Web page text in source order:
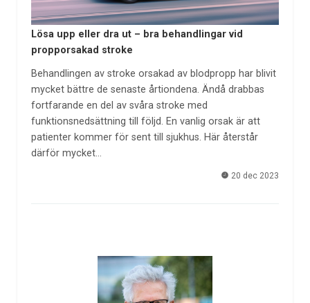
Lösa upp eller dra ut – bra behandlingar vid
propporsakad stroke
Behandlingen av stroke orsakad av blodpropp har blivit
mycket bättre de senaste årtiondena. Ändå drabbas
fortfarande en del av svåra stroke med
funktionsnedsättning till följd. En vanlig orsak är att
patienter kommer för sent till sjukhus. Här återstår
därför mycket…
20 dec 2023